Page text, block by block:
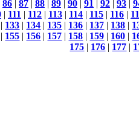
86 | 87 | 88 | 89 | 90 | 91 | 92 | 93 |
| 111 | 112 | 113 | 114 | 115 | 116 |
| 133 | 134 | 135 | 136 | 137 | 138 |
| 155 | 156 | 157 | 158 | 159 | 160 |
175 | 176 | 177 |